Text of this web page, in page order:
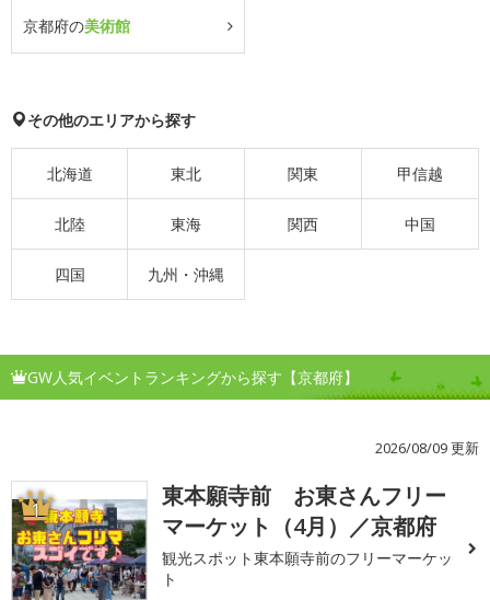
京都府の美術館
その他のエリアから探す
北海道 東北 関東 甲信越
北陸 東海 関西 中国
四国 九州・沖縄
GW人気イベントランキングから探す【京都府】
2026/08/09 更新
1
東本願寺前 お東さんフリー
マーケット（4月）／京都府
観光スポット東本願寺前のフリーマーケッ
ト